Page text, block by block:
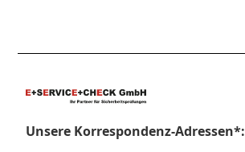
Unsere Korrespondenz-Adressen*: